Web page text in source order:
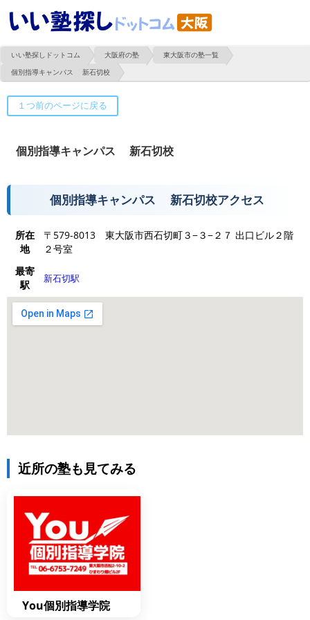
いい塾探しドットコム 大阪府の塾
東大阪市の塾一覧
個別指導キャンパス 新石切校
個別指導キャンパス 新石切校
個別指導キャンパス 新石切校アクセス
所在
地
〒579-8013 東大阪市西石切町３−３−２７ 出口ビル２階
２号室
最寄
駅
新石切駅
近所の塾も見てみる
You個別指導学院